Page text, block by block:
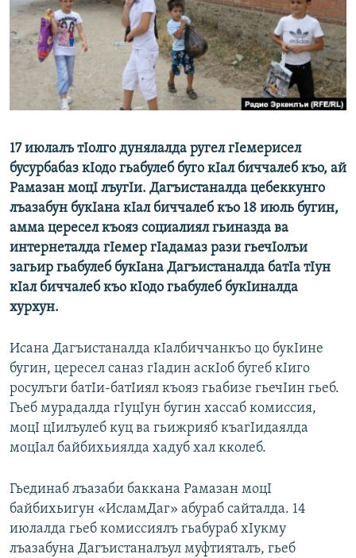
РАСПИСАНИЕ ВЕЩАНИЯ
ПОДПИШИТЕСЬ НА РАССЫЛКУ
СОЦИАЛЬНЫЕ СЕТИ
Все сайты РСЕ/РС
17 июлалъ тIолго дунялалда ругел гIемерисел
бусурбабаз кIодо гьабулеб буго кIал биччалеб къо, ай
Рамазан моцI лъугIи. Дагъистаналда цебеккунго
лъазабун букIана кIал биччалеб къо 18 июль бугин,
амма цересел къояз социалиял гьиназда ва
интернеталда гIемер гIадамаз рази гьечIолъи
загьир гьабулеб букIана Дагъистаналда батIа тIун
кIал биччалеб къо кIодо гьабулеб букIиналда
хурхун.
Исана Дагъистаналда кIалбиччанкъо цо букIине
бугин, цересел саназ гIадин аскIоб бугеб кIиго
росулъги батIи-батIиял къояз гьабизе гьечIин гьеб.
Гьеб мурадалда гIуцIун бугин хассаб комиссия,
моцI цIилъулеб куц ва гьижрияб къагIидаялда
моцIал байбихьиялда хадуб хал кколеб.
Гьединаб лъазаби баккана Рамазан моцI
байбихьигун «ИсламДаг» абураб сайталда. 14
июлалда гьеб комиссиялъ гьабураб хIукму
лъазабуна Дагъистаналъул муфтияталъ, гьеб